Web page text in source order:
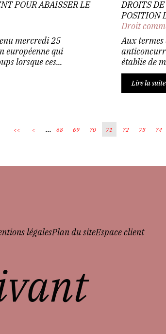
POUR ABAISSER LE
mercredi 25
européenne qui
lorsque ces...
DROITS
POSITION
Droit
Aux termes
établie de
Lire la suite
<< < ... 68 69 70 71 72 73 74
légalesPlan du siteEspace client